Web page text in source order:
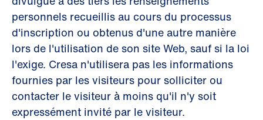
personnels recueillis au cours du processus
d'inscription ou obtenus d'une autre manière
lors de l'utilisation de son site Web, sauf si la loi
l'exige. Cresa n'utilisera pas les informations
fournies par les visiteurs pour solliciter ou
contacter le visiteur à moins qu'il n'y soit
expressément invité par le visiteur.